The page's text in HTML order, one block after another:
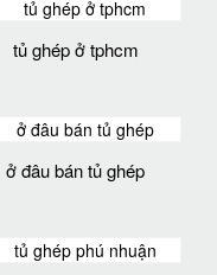
tủ ghép ở tphcm
ở đâu bán tủ ghép